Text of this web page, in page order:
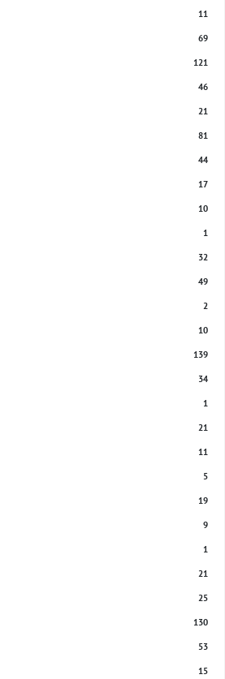
11
69
121
46
21
81
44
17
10
1
32
49
2
10
139
34
1
21
11
5
19
9
1
21
25
130
53
15